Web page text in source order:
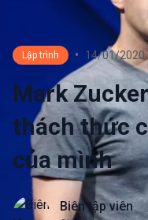
Lập trình • 14/01/2020
Mark
thách thức
của mình
Biên tập viên